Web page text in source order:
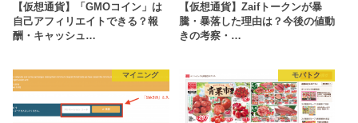
【仮想通貨】「GMOコイン」は
自己アフィリエイトできる？報
酬・キャッシュ…
【仮想通貨】Zaifトークンが暴
騰・暴落した理由は？今後の値動
きの考察・…
マイニング モバトク